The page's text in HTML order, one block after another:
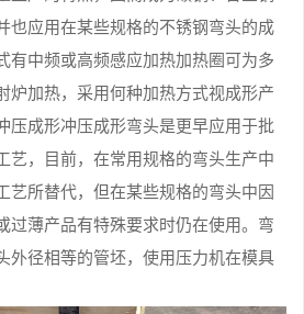
也应用在某些规格的不锈钢弯头的成
有中频或高频感应加热加热圈可为多
炉加热，采用何种加热方式视成形产
压成形冲压成形弯头是更早应用于批
艺，目前，在常用规格的弯头生产中
艺所替代，但在某些规格的弯头中因
过薄产品有特殊要求时仍在使用。弯
外径相等的管坯，使用压力机在模具